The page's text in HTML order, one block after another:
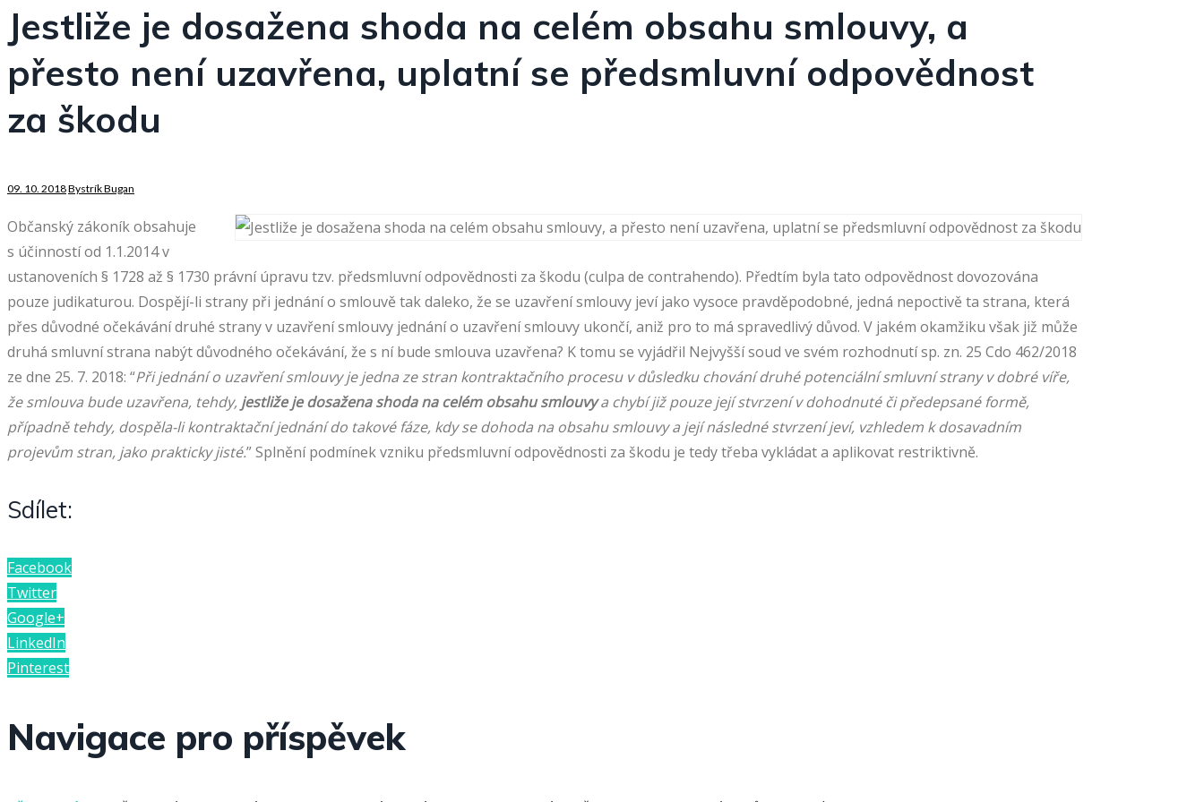
Jestliže je dosažena shoda na celém obsahu smlouvy, a
přesto není uzavřena, uplatní se předsmluvní odpovědnost
za škodu
09. 10. 2018Bystrík Bugan
Občanský zákoník obsahuje
s účinností od 1.1.2014 v
ustanoveních § 1728 až § 1730 právní úpravu tzv. předsmluvní odpovědnosti za škodu (culpa de contrahendo). Předtím byla tato odpovědnost dovozována
pouze judikaturou. Dospějí-li strany při jednání o smlouvě tak daleko, že se uzavření smlouvy jeví jako vysoce pravděpodobné, jedná nepoctivě ta strana, která
přes důvodné očekávání druhé strany v uzavření smlouvy jednání o uzavření smlouvy ukončí, aniž pro to má spravedlivý důvod. V jakém okamžiku však již může
druhá smluvní strana nabýt důvodného očekávání, že s ní bude smlouva uzavřena? K tomu se vyjádřil Nejvyšší soud ve svém rozhodnutí sp. zn. 25 Cdo 462/2018
ze dne 25. 7. 2018: “Při jednání o uzavření smlouvy je jedna ze stran kontraktačního procesu v důsledku chování druhé potenciální smluvní strany v dobré víře,
že smlouva bude uzavřena, tehdy, jestliže je dosažena shoda na celém obsahu smlouvya chybí již pouze její stvrzení v dohodnuté či předepsané formě,
případně tehdy, dospěla-li kontraktační jednání do takové fáze, kdy se dohoda na obsahu smlouvy a její následné stvrzení jeví, vzhledem k dosavadním
projevům stran, jako prakticky jisté.” Splnění podmínek vzniku předsmluvní odpovědnosti za škodu je tedy třeba vykládat a aplikovat restriktivně.
Sdílet:
Facebook
Twitter
Google+
LinkedIn
Pinterest
Navigace pro příspěvek